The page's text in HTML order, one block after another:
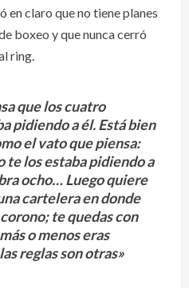
en claro que no tiene planes
boxeo y que nunca cerró
ring.
que los cuatro
pidiendo a él. Está bien
el vato que piensa:
te los estaba pidiendo a
ocho… Luego quiere
cartelera en donde
te quedas con
o menos eras
reglas son otras»